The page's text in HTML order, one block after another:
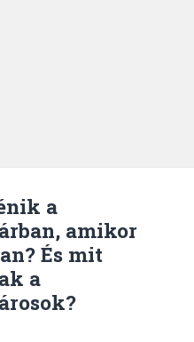
a
amikor
És mit
a